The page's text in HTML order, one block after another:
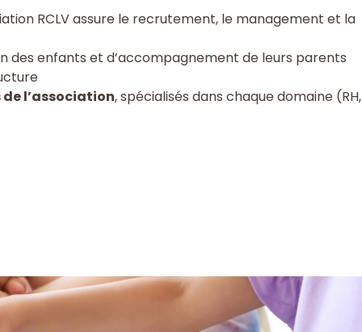
RCLV assure le recrutement, le management et la
des enfants et d’accompagnement de leurs parents
l’association, spécialisés dans chaque domaine (RH,